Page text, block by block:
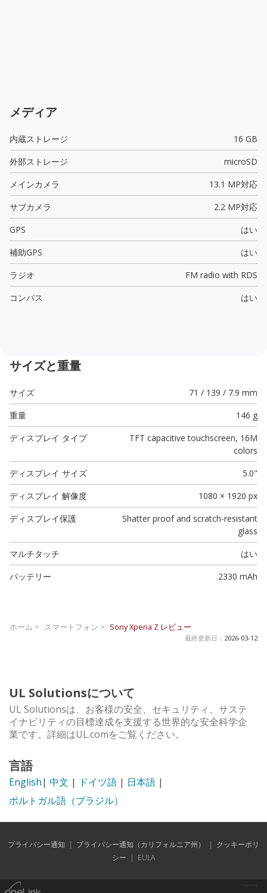
メディア
内蔵ストレージ
16 GB
外部ストレージ
microSD
メインカメラ
13.1 MP対応
サブカメラ
2.2 MP対応
GPS
はい
補助GPS
はい
ラジオ
FM radio with RDS
コンパス
はい
サイズと重量
サイズ
71 / 139 / 7.9 mm
重量
146 g
ディスプレイ タイプ
TFT capacitive touchscreen, 16M
colors
ディスプレイ サイズ
5.0"
ディスプレイ 解像度
1080 × 1920 px
ディスプレイ保護
Shatter proof and scratch-resistant
glass
マルチタッチ
はい
バッテリー
2330 mAh
ホーム > スマートフォン > Sony Xperia Z レビュー
最終更新日： 2026-03-12
UL Solutionsについて
UL Solutionsは、お客様の安全、セキュリティ、サステ
イナビリティの目標達成を支援する世界的な安全科学企
業です。詳細はUL.comをご覧ください。
言語
English| 中文 | ドイツ語 | 日本語 |
ポルトガル語（ブラジル）
プライバシー通知 | プライバシー通知（カリフォルニア州） | クッキーポリ
シー | EULA